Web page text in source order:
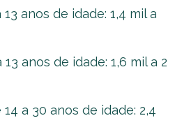
anos de idade: 1,4 mil a
anos de idade: 1,6 mil a 2
a 30 anos de idade: 2,4